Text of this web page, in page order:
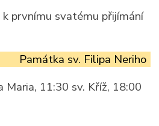
prvnímu svatému přijímání
Památka sv. Filipa Neriho
11:30 sv. Kříž, 18:00